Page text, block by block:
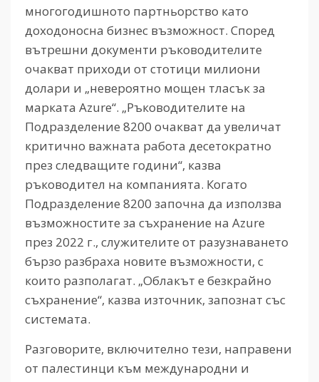
многогодишното партньорство като
доходоносна бизнес възможност. Според
вътрешни документи ръководителите
очакват приходи от стотици милиони
долари и „невероятно мощен тласък за
марката Azure“. „Ръководителите на
Подразделение 8200 очакват да увеличат
критично важната работа десетократно
през следващите години“, казва
ръководител на компанията. Когато
Подразделение 8200 започна да използва
възможностите за съхранение на Azure
през 2022 г., служителите от разузнаването
бързо разбраха новите възможности, с
които разполагат. „Облакът е безкрайно
съхранение“, казва източник, запознат със
системата.
Разговорите, включително тези, направени
от палестинци към международни и